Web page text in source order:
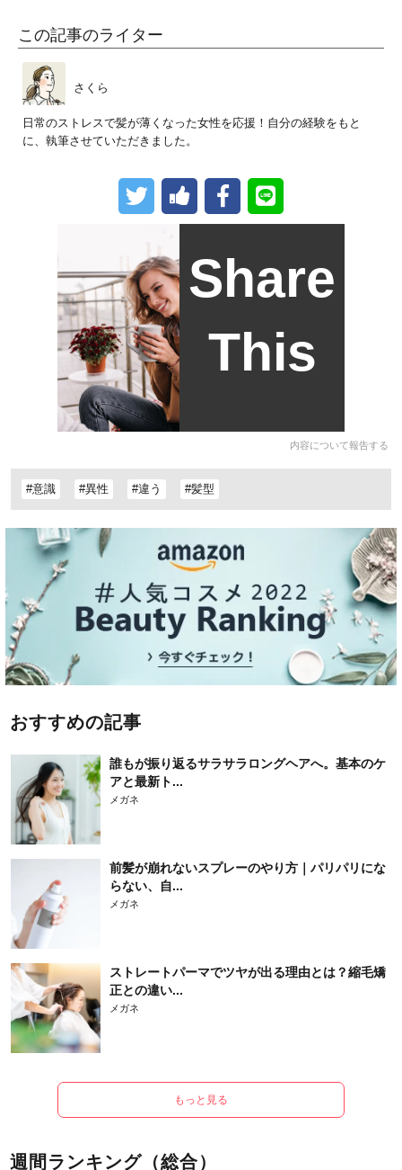
この記事のライター
さくら
日常のストレスで髪が薄くなった女性を応援！自分の経験をもと
に、執筆させていただきました。
Share
This
内容について報告する
#意識 #異性 #違う #髪型
おすすめの記事
誰もが振り返るサラサラロングヘアへ。基本のケ
アと最新ト...
メガネ
前髪が崩れないスプレーのやり方｜パリパリにな
らない、自...
メガネ
ストレートパーマでツヤが出る理由とは？縮毛矯
正との違い...
メガネ
もっと見る
週間ランキング（総合）